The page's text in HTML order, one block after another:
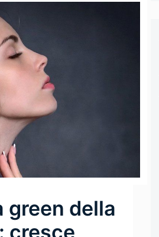
green della
cresce